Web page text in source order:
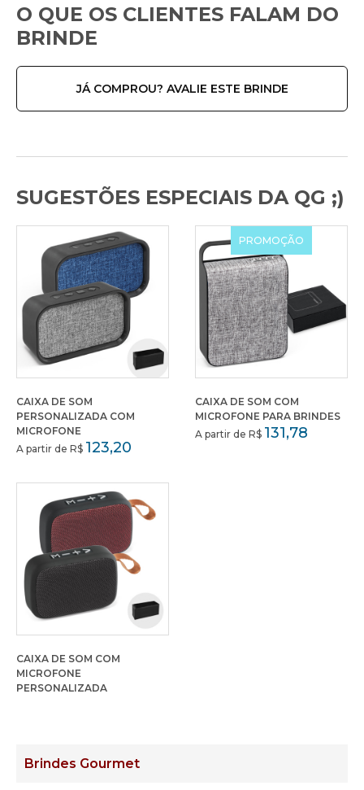
Brindes Gourmet
O QUE OS CLIENTES FALAM DO
BRINDE
JÁ COMPROU? AVALIE ESTE BRINDE
SUGESTÕES ESPECIAIS DA QG ;)
CAIXA DE SOM
PERSONALIZADA COM
MICROFONE
A partir de R$ 123,20
PROMOÇÃO
CAIXA DE SOM COM
MICROFONE PARA BRINDES
A partir de R$ 131,78
CAIXA DE SOM COM
MICROFONE
PERSONALIZADA